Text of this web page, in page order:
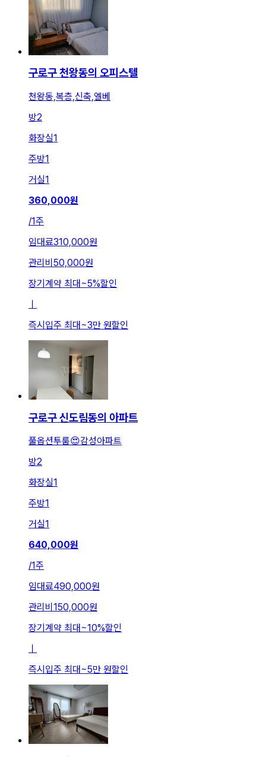
구로구 천왕동의 오피스텔
천왕동,복층,신축,엘베
방2
화장실1
주방1
거실1
360,000원
/1주
임대료310,000원
관리비 50,000원
장기계약 최대~5%할인
ㅣ
즉시입주 최대~3만 원할인
구로구 신도림동의 아파트
풀옵션투룸😍감성아파트
방2
화장실1
주방1
거실1
640,000원
/1주
임대료490,000원
관리비 150,000원
장기계약 최대 ~10%할인
즉시입주 최대 ~5만 원할인